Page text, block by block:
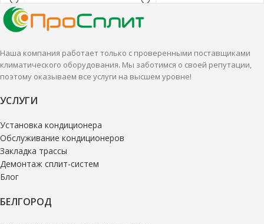
Настенные сплит-системы лучше
всего подходят для
кондиционирования небольших
всего подходят для
Наша компания работает только с проверенными поставщиками
климатического оборудования. Мы заботимся о своей репутации,
поэтому оказываем все услуги на высшем уровне!
УСЛУГИ
Установка кондиционера
Обслуживание кондиционеров
Закладка трассы
Демонтаж сплит-систем
Блог
БЕЛГОРОД